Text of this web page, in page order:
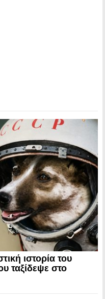
ιστορία του
ταξίδεψε στο